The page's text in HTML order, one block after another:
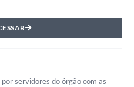
servidores do órgão com as